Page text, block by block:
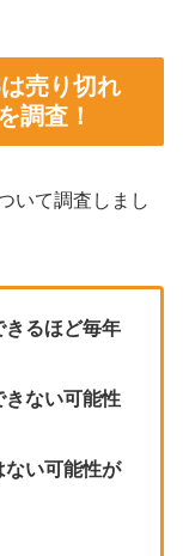
売り切れ
調査！
いて調査しまし
きるほど毎年
きない可能性
ない可能性が